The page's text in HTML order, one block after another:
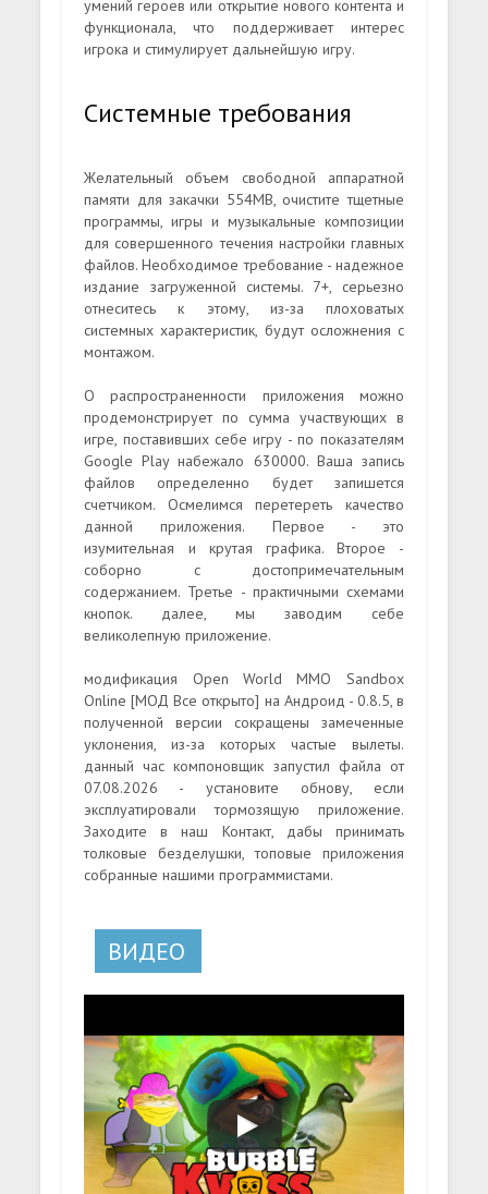
умений героев или открытие нового контента и
функционала, что поддерживает интерес
игрока и стимулирует дальнейшую игру.
Системные требования
Желательный объем свободной аппаратной
памяти для закачки 554MB, очистите тщетные
программы, игры и музыкальные композиции
для совершенного течения настройки главных
файлов. Необходимое требование - надежное
издание загруженной системы. 7+, серьезно
отнеситесь к этому, из-за плоховатых
системных характеристик, будут осложнения с
монтажом.
О распространенности приложения можно
продемонстрирует по сумма участвующих в
игре, поставивших себе игру - по показателям
Google Play набежало 630000. Ваша запись
файлов определенно будет запишется
счетчиком. Осмелимся перетереть качество
данной приложения. Первое - это
изумительная и крутая графика. Второе -
соборно с достопримечательным
содержанием. Третье - практичными схемами
кнопок. далее, мы заводим себе
великолепную приложение.
модификация Open World MMO Sandbox
Online [МОД Все открыто] на Андроид - 0.8.5, в
полученной версии сокращены замеченные
уклонения, из-за которых частые вылеты.
данный час компоновщик запустил файла от
07.08.2026 - установите обнову, если
эксплуатировали тормозящую приложение.
Заходите в наш Контакт, дабы принимать
толковые безделушки, топовые приложения
собранные нашими программистами.
ВИДЕО